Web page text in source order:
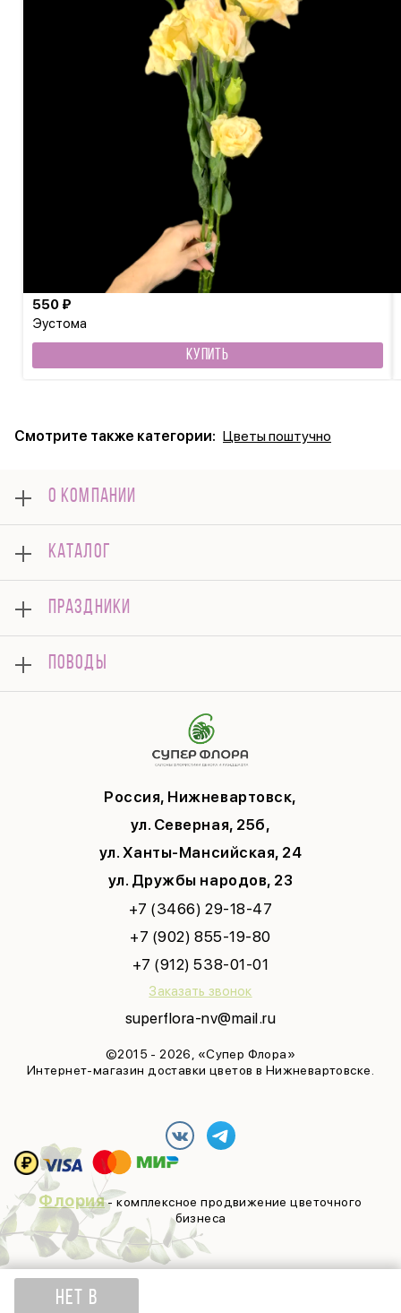
₽
НЕТ В
Эустома
550 ₽
КУПИТЬ
Смотрите также категории: Цветы поштучно
Россия, Нижневартовск,
ул. Северная, 25б,
ул. Ханты-Мансийская, 24
ул. Дружбы народов, 23
+7 (3466) 29-18-47
+7 (902) 855-19-80
+7 (912) 538-01-01
Заказать звонок
superflora-nv@mail.ru
©2015 - 2026, «Супер Флора»
Интернет-магазин доставки цветов в Нижневартовске.
О КОМПАНИИ
Оплата
Отзывы
Гарантии
Доставка
Корпоративным клиентам
Вопросы и ответы
Политика конфиденциальности
Соглашение на рекламу
КАТАЛОГ
Розы
Композиции
Комнатные
Подарки
Открытки
ПРАЗДНИКИ
14 февраля
День Матери
ПОВОДЫ
Флория- комплексное продвижение цветочного
бизнеса